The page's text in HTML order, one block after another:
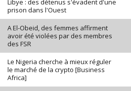
Libye : des détenus s'évadent d'une
prison dans l'Ouest
A El-Obeid, des femmes affirment
avoir été violées par des membres
des FSR
Le Nigeria cherche à mieux réguler
le marché de la crypto [Business
Africa]